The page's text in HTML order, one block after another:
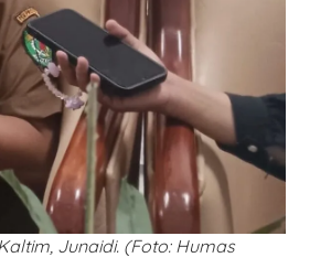
Junaidi. (Foto: Humas